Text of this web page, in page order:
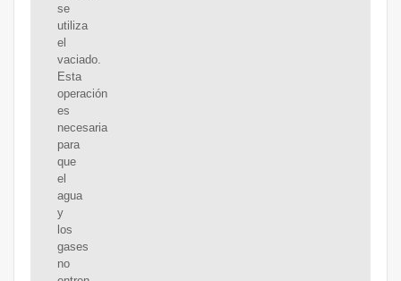
se
utiliza
el
vaciado.
Esta
operación
es
necesaria
para
que
el
agua
y
los
gases
no